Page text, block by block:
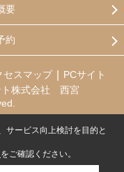
要
約
セスマップ
PCサイト
ト株式会社 西宮
サービス向上検討を目的と
をご確認ください。